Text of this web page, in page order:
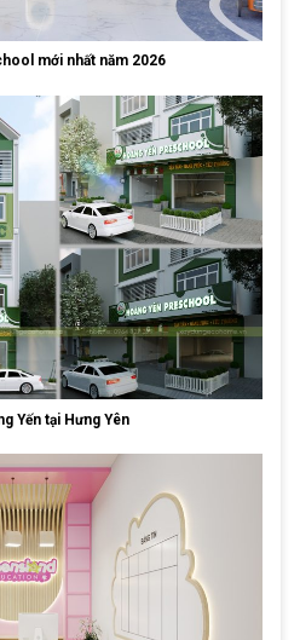
mới nhất năm 2026
Yến tại Hưng Yên